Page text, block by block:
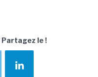
Partagez le !